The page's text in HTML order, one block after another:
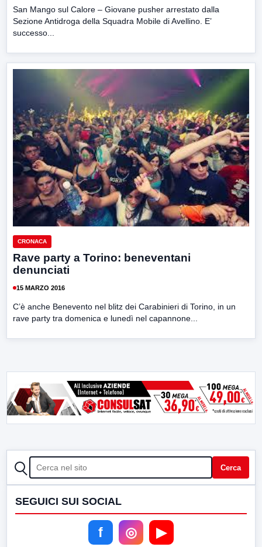
San Mango sul Calore – Giovane pusher arrestato dalla
Sezione Antidroga della Squadra Mobile di Avellino. E’
successo...
CRONACA
Rave party a Torino: beneventani
denunciati
15 MARZO 2016
C’è anche Benevento nel blitz dei Carabinieri di Torino, in un
rave party tra domenica e lunedì nel capannone...
CERCA Cerca
SEGUICI SUI SOCIAL
f ◎ ▶